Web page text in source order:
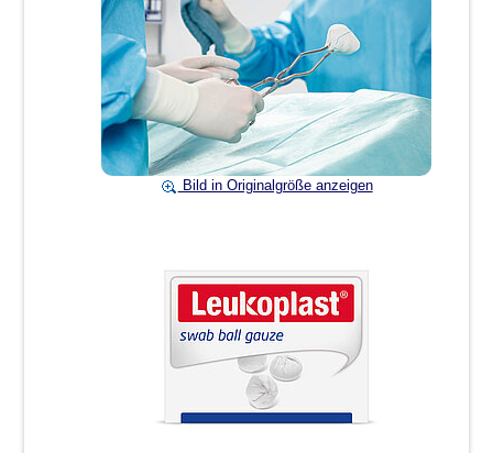
Bild in Originalgröße anzeigen